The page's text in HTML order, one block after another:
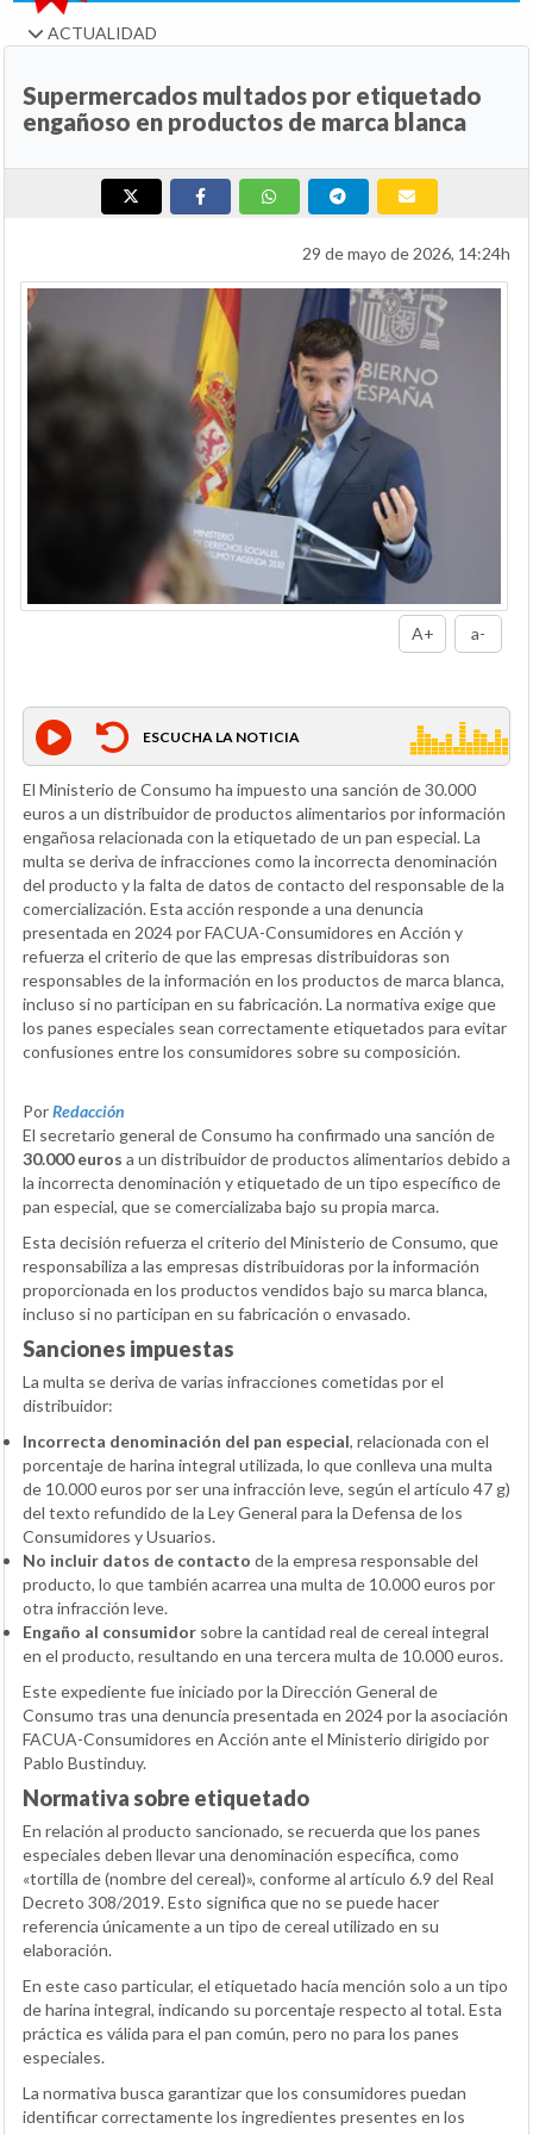
ACTUALIDAD
Supermercados multados por etiquetado
engañoso en productos de marca blanca
29 de mayo de 2026, 14:24h
A+ a-
ESCUCHA LA NOTICIA
El Ministerio de Consumo ha impuesto una sanción de 30.000
euros a un distribuidor de productos alimentarios por información
engañosa relacionada con la etiquetado de un pan especial. La
multa se deriva de infracciones como la incorrecta denominación
del producto y la falta de datos de contacto del responsable de la
comercialización. Esta acción responde a una denuncia
presentada en 2024 por FACUA-Consumidores en Acción y
refuerza el criterio de que las empresas distribuidoras son
responsables de la información en los productos de marca blanca,
incluso si no participan en su fabricación. La normativa exige que
los panes especiales sean correctamente etiquetados para evitar
confusiones entre los consumidores sobre su composición.
PorRedacción
El secretario general de Consumo ha confirmado una sanción de
30.000 euros a un distribuidor de productos alimentarios debido a
la incorrecta denominación y etiquetado de un tipo específico de
pan especial, que se comercializaba bajo su propia marca.
Esta decisión refuerza el criterio del Ministerio de Consumo, que
responsabiliza a las empresas distribuidoras por la información
proporcionada en los productos vendidos bajo su marca blanca,
incluso si no participan en su fabricación o envasado.
Sanciones impuestas
La multa se deriva de varias infracciones cometidas por el
distribuidor:
Incorrecta denominación del pan especial, relacionada con el
porcentaje de harina integral utilizada, lo que conlleva una multa
de 10.000 euros por ser una infracción leve, según el artículo 47 g)
del texto refundido de la Ley General para la Defensa de los
Consumidores y Usuarios.
No incluir datos de contacto de la empresa responsable del
producto, lo que también acarrea una multa de 10.000 euros por
otra infracción leve.
Engaño al consumidor sobre la cantidad real de cereal integral
en el producto, resultando en una tercera multa de 10.000 euros.
Este expediente fue iniciado por la Dirección General de
Consumo tras una denuncia presentada en 2024 por la asociación
FACUA-Consumidores en Acción ante el Ministerio dirigido por
Pablo Bustinduy.
Normativa sobre etiquetado
En relación al producto sancionado, se recuerda que los panes
especiales deben llevar una denominación específica, como
«tortilla de (nombre del cereal)», conforme al artículo 6.9 del Real
Decreto 308/2019. Esto significa que no se puede hacer
referencia únicamente a un tipo de cereal utilizado en su
elaboración.
En este caso particular, el etiquetado hacía mención solo a un tipo
de harina integral, indicando su porcentaje respecto al total. Esta
práctica es válida para el pan común, pero no para los panes
especiales.
La normativa busca garantizar que los consumidores puedan
identificar correctamente los ingredientes presentes en los